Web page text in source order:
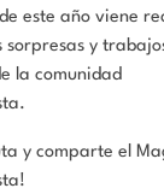
este año viene
sorpresas y
la comunidad
y comparte el